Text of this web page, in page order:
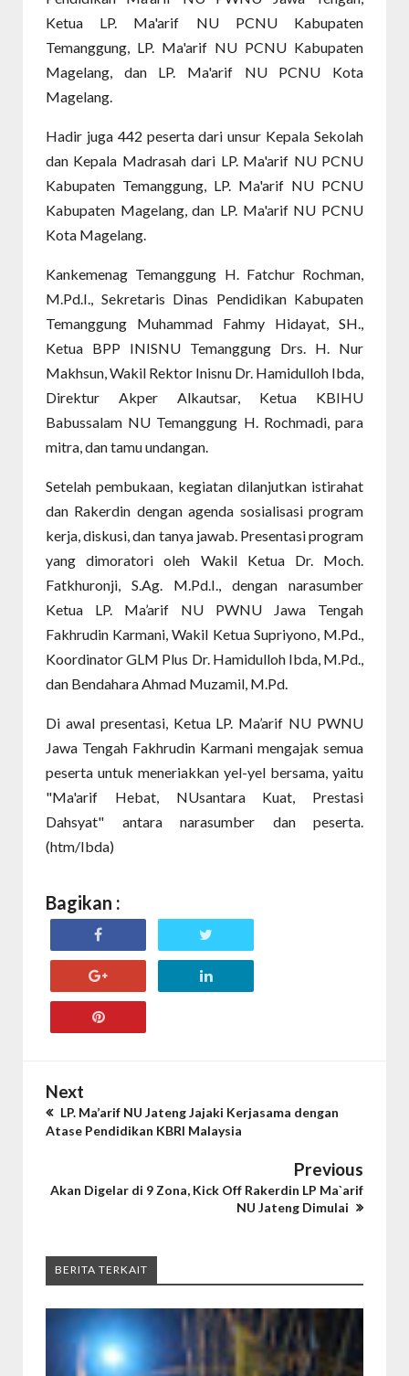
Ketua LP. Ma'arif NU PCNU Kabupaten
Temanggung, LP. Ma'arif NU PCNU Kabupaten
Magelang, dan LP. Ma'arif NU PCNU Kota
Magelang.
Hadir juga 442 peserta dari unsur Kepala Sekolah
dan Kepala Madrasah dari LP. Ma'arif NU PCNU
Kabupaten Temanggung, LP. Ma'arif NU PCNU
Kabupaten Magelang, dan LP. Ma'arif NU PCNU
Kota Magelang.
Kankemenag Temanggung H. Fatchur Rochman,
M.Pd.I., Sekretaris Dinas Pendidikan Kabupaten
Temanggung Muhammad Fahmy Hidayat, SH.,
Ketua BPP INISNU Temanggung Drs. H. Nur
Makhsun, Wakil Rektor Inisnu Dr. Hamidulloh Ibda,
Direktur Akper Alkautsar, Ketua KBIHU
Babussalam NU Temanggung H. Rochmadi, para
mitra, dan tamu undangan.
Setelah pembukaan, kegiatan dilanjutkan istirahat
dan Rakerdin dengan agenda sosialisasi program
kerja, diskusi, dan tanya jawab. Presentasi program
yang dimoratori oleh Wakil Ketua Dr. Moch.
Fatkhuronji, S.Ag. M.Pd.I., dengan narasumber
Ketua LP. Ma’arif NU PWNU Jawa Tengah
Fakhrudin Karmani, Wakil Ketua Supriyono, M.Pd.,
Koordinator GLM Plus Dr. Hamidulloh Ibda, M.Pd.,
dan Bendahara Ahmad Muzamil, M.Pd.
Di awal presentasi, Ketua LP. Ma’arif NU PWNU
Jawa Tengah Fakhrudin Karmani mengajak semua
peserta untuk meneriakkan yel-yel bersama, yaitu
"Ma'arif Hebat, NUsantara Kuat, Prestasi
Dahsyat" antara narasumber dan peserta.
(htm/Ibda)
Bagikan :
Next
LP. Ma’arif NU Jateng Jajaki Kerjasama dengan
Atase Pendidikan KBRI Malaysia
Previous
Akan Digelar di 9 Zona, Kick Off Rakerdin LP Ma`arif
NU Jateng Dimulai
BERITA TERKAIT